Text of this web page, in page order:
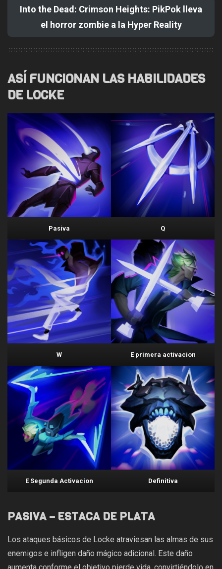
Into the Dead: Crimson Heights: PikPok lleva
el horror zombie a la Hyper Reality
ASÍ FUNCIONAN LAS HABILIDADES
DE LOCKE
Pasiva Q
W E primera activacion
E Segunda Activacion Definitiva
PASIVA – ESTACA DE PLATA
Los ataques básicos de Locke atraviesan las almas de sus
enemigos e infligen daño mágico adicional. Este daño